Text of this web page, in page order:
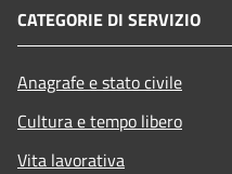
CATEGORIE DI SERVIZIO
Anagrafe e stato civile
Cultura e tempo libero
Vita lavorativa